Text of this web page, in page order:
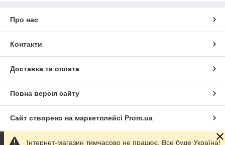
Про нас
Контакти
Доставка та оплата
Повна версія сайту
Сайт створено на маркетплейсі Prom.ua
Політика конфіденційності
Інтернет-магазин тимчасово не працює. Все буде Україна!